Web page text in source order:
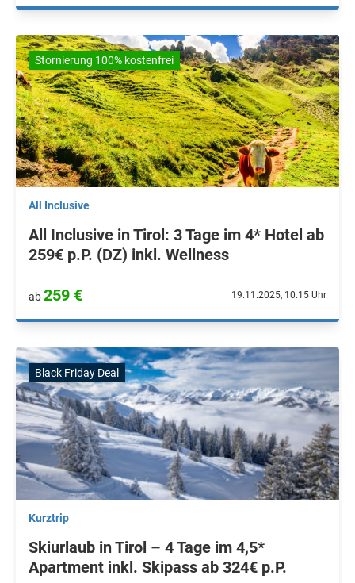
Stornierung 100% kostenfrei
All Inclusive
All Inclusive in Tirol: 3 Tage im 4* Hotel ab
259€ p.P. (DZ) inkl. Wellness
ab259 € 19.11.2025, 10.15 Uhr
Black Friday Deal
Kurztrip
Skiurlaub in Tirol – 4 Tage im 4,5*
Apartment inkl. Skipass ab 324€ p.P.